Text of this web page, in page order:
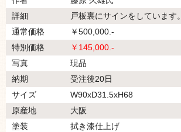
詳細
戸板裏にサインをしています。
通常価格
￥500,000.-
特別価格
￥145,000.-
写真
現品
納期
受注後20日
サイズ
W90xD31.5xH68
原産地
大阪
塗装
拭き漆仕上げ